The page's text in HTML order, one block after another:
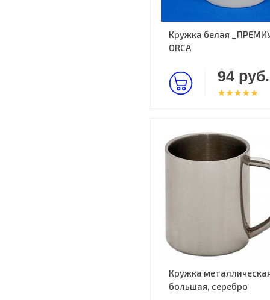
Кружка белая
ORCA
94 руб.
Кружка
большая, серебро